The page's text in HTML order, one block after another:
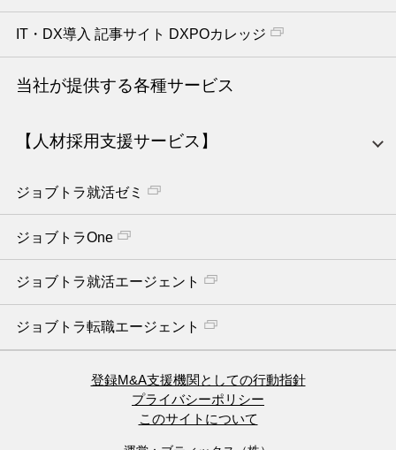
IT・DX導入 記事サイト DXPOカレッジ
当社が提供する各種サービス
【人材採用支援サービス】
ジョブトラ就活ゼミ
ジョブトラOne
ジョブトラ就活エージェント
ジョブトラ転職エージェント
登録M&A支援機関としての行動指針
プライバシーポリシー
このサイトについて